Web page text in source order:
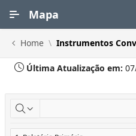
Mapa
Home Instrumentos
Última Atualização em: